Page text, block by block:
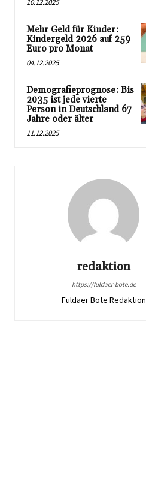
Mehr Geld für Kinder:
Kindergeld 2026 auf 259
Euro pro Monat
04.12.2025
Demografieprognose: Bis
2035 ist jede vierte
Person in Deutschland 67
Jahre oder älter
11.12.2025
redaktion
https://fuldaer-bote.de
Fuldaer Bote Redaktion